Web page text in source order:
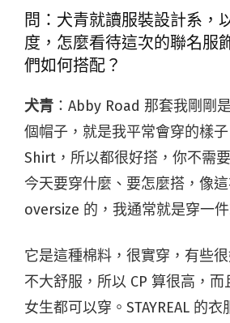
問：犬青就讀服裝設計系，
度，怎麼看待這次的聯名服
們如何搭配？
犬青 ：Abby Road 那套我剛剛
個帽子，就是我平常會穿的樣
Shirt，所以都很好搭，你不需
今天要穿什麼、要怎麼搭，像
oversize 的，我通常就是穿一
它是這種棉料，很實穿，有些
不大舒服，所以 CP 算很高，
女生都可以穿。STAYREAL 的衣